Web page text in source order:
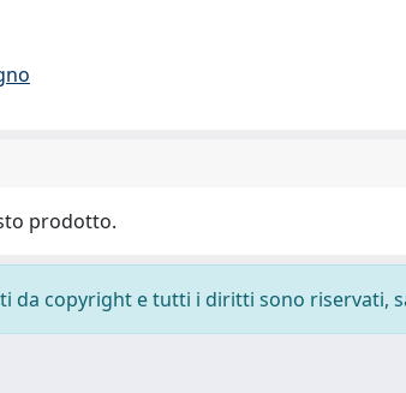
prodotto.
da copyright e tutti i diritti sono riservati,